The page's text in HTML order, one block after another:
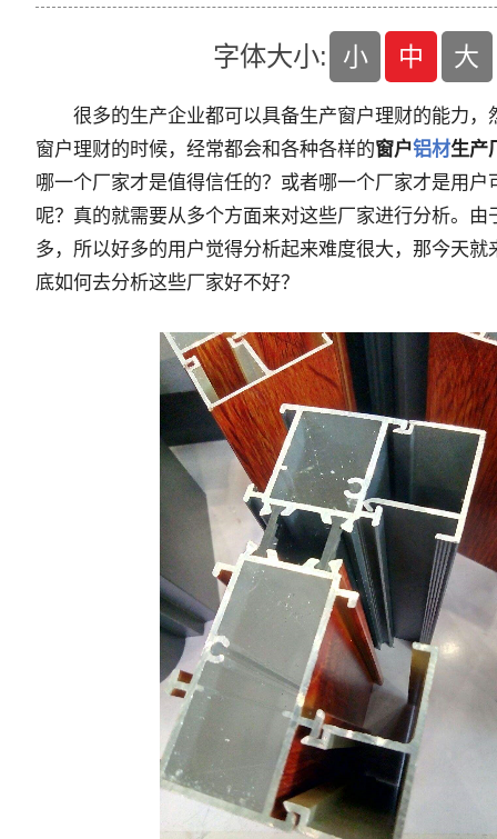
字体大小: 小 中 大
很多的生产企业都可以具备生产窗户理财的能力，
窗户理财的时候，经常都会和各种各样的窗户铝材生产
哪一个厂家才是值得信任的？或者哪一个厂家才是用户
呢？真的就需要从多个方面来对这些厂家进行分析。由
多，所以好多的用户觉得分析起来难度很大，那今天就
底如何去分析这些厂家好不好？